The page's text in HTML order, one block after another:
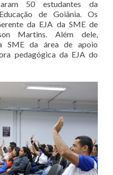
50 estudantes da
de Goiânia. Os
da EJA da SME de
Martins. Além dele,
SME da área de apoio
pedagógica da EJA do